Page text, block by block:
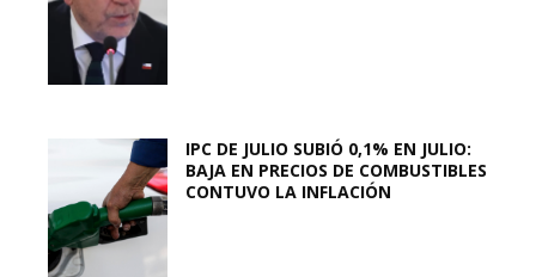
IPC DE JULIO SUBIÓ 0,1% EN JULIO:
BAJA EN PRECIOS DE COMBUSTIBLES
CONTUVO LA INFLACIÓN